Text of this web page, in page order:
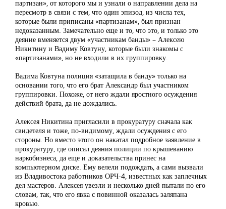
партизан», от которого мы и узнали о направлении дела на
пересмотр в связи с тем, что один эпизод, из числа тех,
которые были приписаны «партизанам», был признан
недоказанным. Замечательно еще и то, что это, и только это
деяние вменяется двум «участникам банды» – Алексею
Никитину и Вадиму Ковтуну, которые были знакомы с
«партизанами», но не входили в их группировку.
Вадима Ковтуна полиция «затащила в банду» только на
основании того, что его брат Александр был участником
группировки. Похоже, от него ждали яростного осуждения
действий брата, да не дождались.
Алексея Никитина пригласили в прокуратуру сначала как
свидетеля и тоже, по-видимому, ждали осуждения с его
стороны. Но вместо этого он накатал подробное заявление в
прокуратуру, где описал деяния полиции по крышеванию
наркобизнеса, да еще и доказательства принес на
компьютерном диске. Ему велели подождать, а сами вызвали
из Владивостока работников ОРЧ-4, известных как заплечных
дел мастеров. Алексея увезли и несколько дней пытали по его
словам, так, что его явка с повинной оказалась заляпана
кровью.